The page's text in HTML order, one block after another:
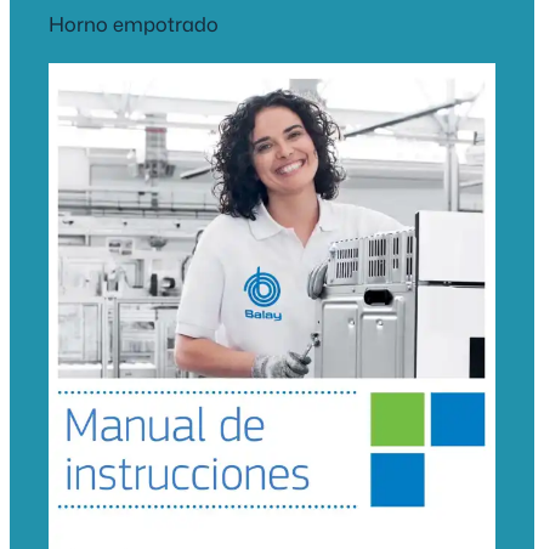
Horno empotrado